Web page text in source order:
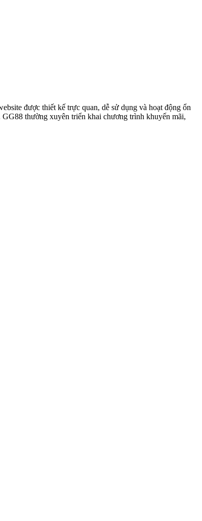
được thiết kế trực quan, dễ sử dụng và hoạt động ổn
thường xuyên triển khai chương trình khuyến mãi,